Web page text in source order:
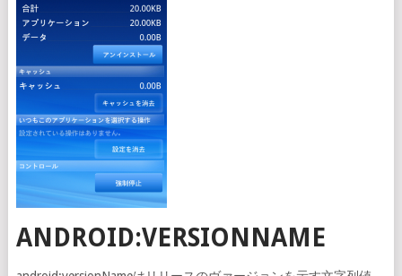
ANDROID:VERSIONNAME